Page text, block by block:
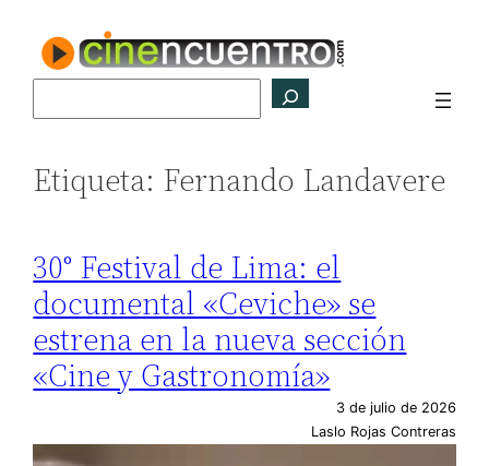
contenido
Etiqueta: Fernando Landavere
30° Festival de Lima: el
documental «Ceviche» se
estrena en la nueva sección
«Cine y Gastronomía»
3 de julio de 2026
Laslo Rojas Contreras